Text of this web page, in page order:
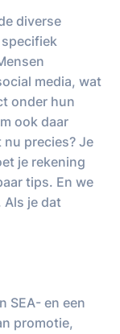
diverse
media, wat
onder hun
ook daar
precies? Je
je rekening
tips. En we
Als je dat
SEA- en een
promotie,